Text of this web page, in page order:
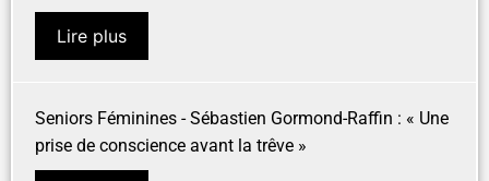
Lire plus
Seniors Féminines - Sébastien Gormond-Raffin : « Une
prise de conscience avant la trêve »